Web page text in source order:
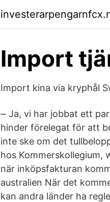
Import
Import kina via kryphål
⎼ Ja, vi har jobbat ett
hinder förelegat för att
inte ske om det
hos Kommerskollegium,
när inköpsfakturan
australien När det
kan andra länder ha